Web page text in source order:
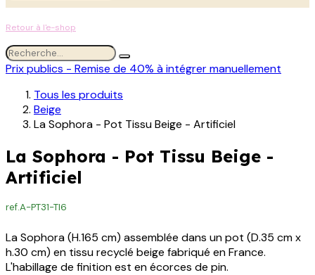
Retour à l'e-shop
Prix publics - Remise de 40% à intégrer manuellement
Tous les produits
Beige
La Sophora - Pot Tissu Beige - Artificiel
La Sophora - Pot Tissu Beige -
Artificiel
ref.A-PT31-TI6
La Sophora (H.165 cm) assemblée dans un pot (D.35 cm x
h.30 cm) en tissu recyclé beige fabriqué en France.
L'habillage de finition est en écorces de pin.